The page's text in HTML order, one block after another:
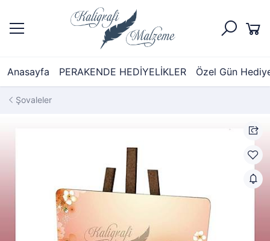
Anasayfa PERAKENDE HEDİYELİKLER Özel Gün
Şovaleler